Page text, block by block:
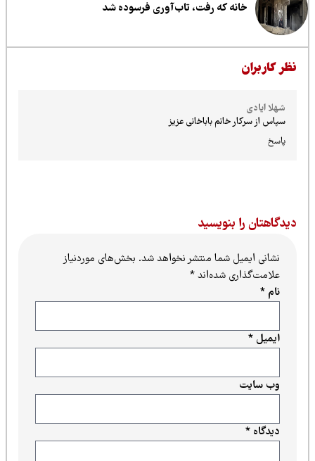
خانه که رفت، تاب‌آوری فرسوده شد
کاربران
شهلا ایادی
سپاس از سرکار خانم باباخانی عزیز
را بنویسید
نشانی ایمیل شما منتشر نخواهد شد.بخش‌های موردنیاز
علامت‌گذاری شده‌اند*
دیدگاه*
ایمیل*
وب‌ سایت